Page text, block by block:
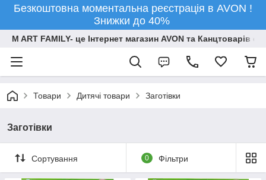
Безкоштовна моментальна реєстрація в AVON !
Знижки до 40%
M ART FAMILY- це Інтернет магазин AVON та Канцтоварів
Товари Дитячі товари Заготівки
Заготівки
Сортування 0 Фільтри